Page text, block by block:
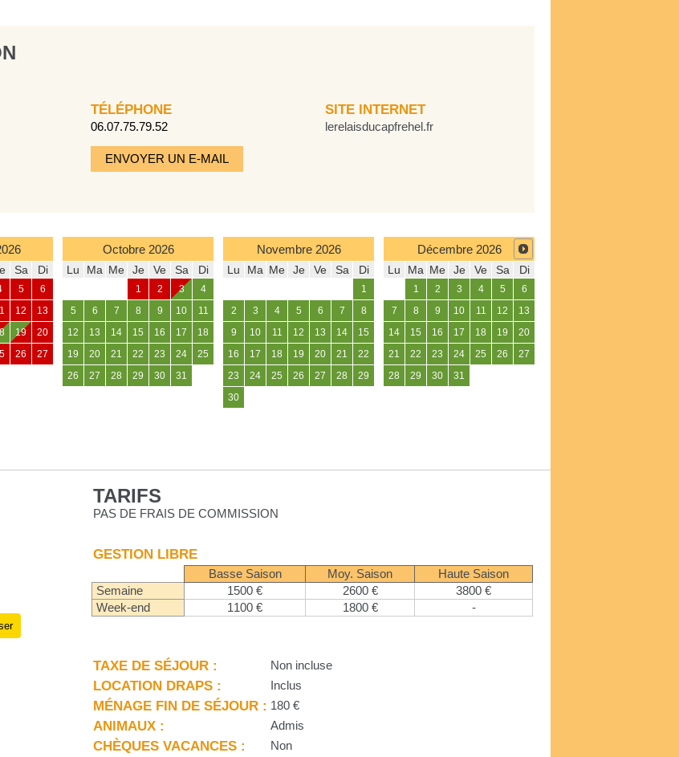
TÉLÉPHONE
06.07.75.79.52
ENVOYER UN E-MAIL
SITE INTERNET
lerelaisducapfrehel.fr
Sa Di
5 6
12 13
19 20
26 27
Octobre 2026
Lu Ma Me Je Ve Sa Di
1 2 3 4
5 6 7 8 9 10 11
12 13 14 15 16 17 18
19 20 21 22 23 24 25
26 27 28 29 30 31
Novembre 2026
Lu Ma Me Je Ve Sa Di
1
2 3 4 5 6 7 8
9 10 11 12 13 14 15
16 17 18 19 20 21 22
23 24 25 26 27 28 29
30
Décembre 2026
Lu Ma Me Je Ve Sa Di
1 2 3 4 5 6
7 8 9 10 11 12 13
14 15 16 17 18 19 20
21 22 23 24 25 26 27
28 29 30 31
TARIFS
PAS DE FRAIS DE COMMISSION
GESTION LIBRE
Basse Saison Moy. Saison
Haute Saison
Semaine
1500 € 2600 €
3800 €
Week-end
1100 € 1800 € -
TAXE DE SÉJOUR : Non incluse
LOCATION DRAPS : Inclus
MÉNAGE FIN DE SÉJOUR : 180 €
ANIMAUX : Admis
CHÈQUES VACANCES : Non